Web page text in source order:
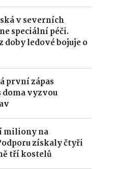
v severních
speciální péči.
doby ledové bojuje o
první zápas
vyzvou
miliony na
získaly čtyři
tří kostelů